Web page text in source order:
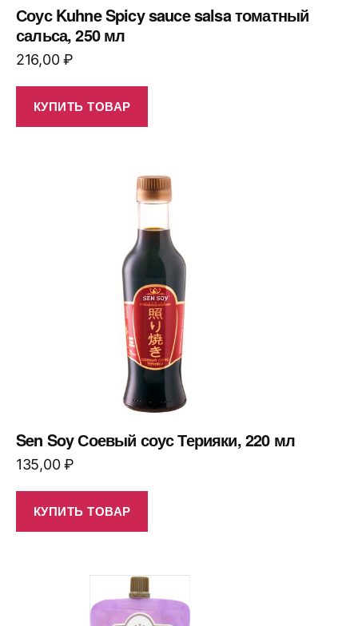
Соус Kuhne Spicy sauce salsa томатный
сальса, 250 мл
216,00₽
КУПИТЬ ТОВАР
Sen Soy Соевый соус Терияки, 220 мл
135,00₽
КУПИТЬ ТОВАР